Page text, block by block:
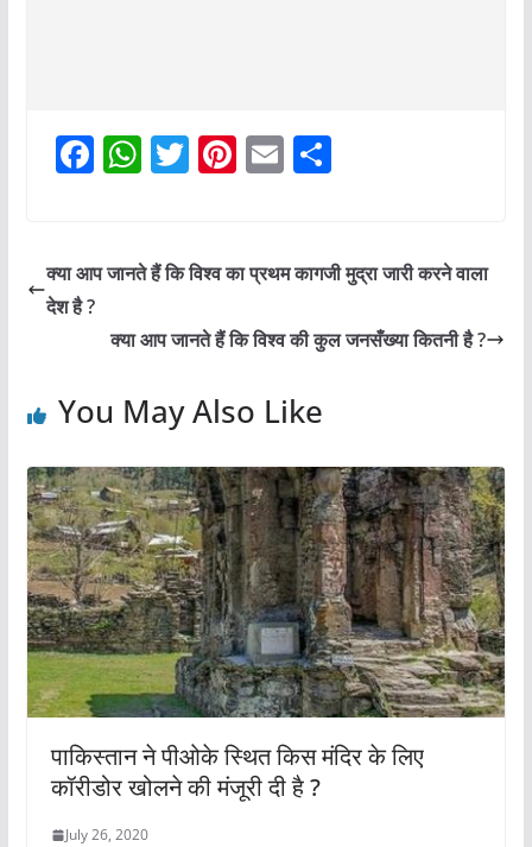
F
e
b
o
k
W
s
p
T
er
Pi
e
E
l
S
e
क्या आप जानते हैं कि विश्व का प्रथम कागजी मुद्रा जारी करने वाला
देश है ?
क्या आप जानते हैं कि विश्व की कुल जनसँख्या कितनी है ?
You May Also Like
पाकिस्तान ने पीओके स्थित किस मंदिर के लिए
कॉरीडोर खोलने की मंजूरी दी है ?
July 26, 2020